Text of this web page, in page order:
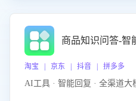
商品知识问答-智
淘宝 | 京东 | 抖音 | 拼多多
AI工具 · 智能回复 · 全渠道大